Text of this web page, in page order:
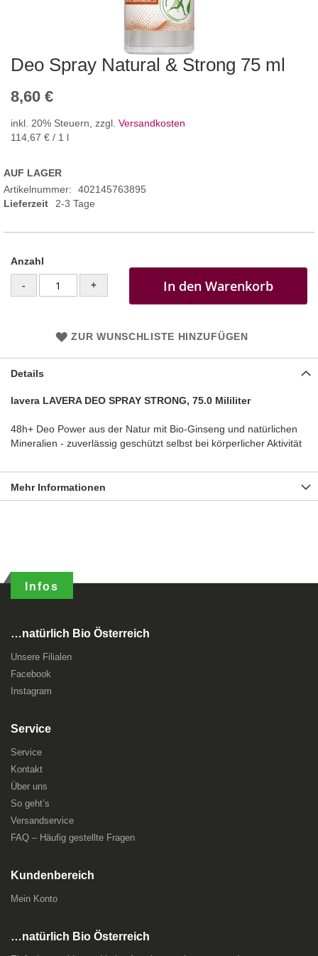
Deo Spray Natural & Strong 75 ml
8,60 €
inkl. 20% Steuern, zzgl. Versandkosten
114,67 € / 1 l
AUF LAGER
Artikelnummer
402145763895
Lieferzeit
2-3 Tage
Anzahl
- + In den Warenkorb
ZUR WUNSCHLISTE HINZUFÜGEN
Details
lavera LAVERA DEO SPRAY STRONG, 75.0 Mililiter
48h+ Deo Power aus der Natur mit Bio-Ginseng und natürlichen
Mineralien - zuverlässig geschützt selbst bei körperlicher Aktivität
Mehr Informationen
Infos
…natürlich Bio Österreich
Unsere Filialen
Facebook
Instagram
Service
Service
Kontakt
Über uns
So geht’s
Versandservice
FAQ – Häufig gestellte Fragen
Kundenbereich
Mein Konto
…natürlich Bio Österreich